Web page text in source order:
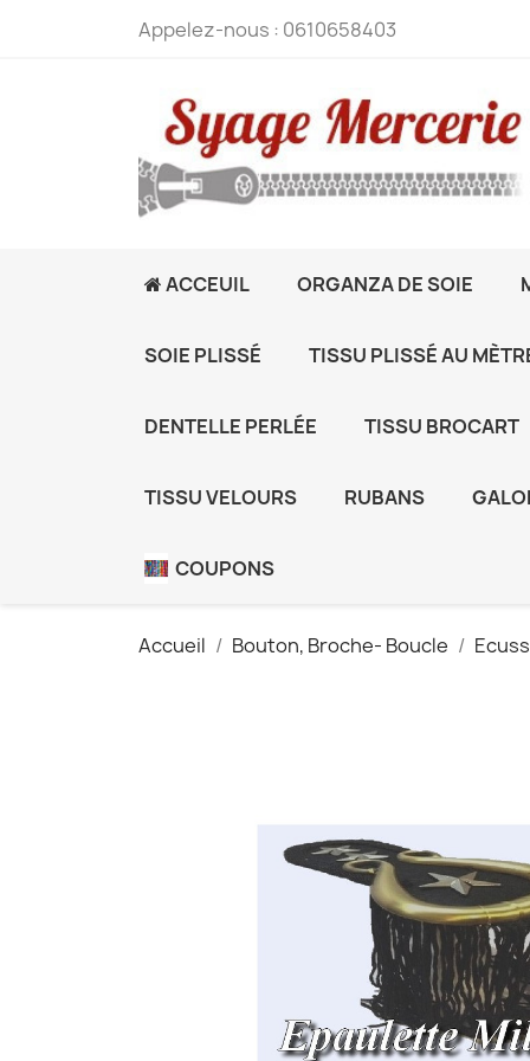
Appelez-nous : 0610658403
ACCEUIL ORGANZA DE SOIE
SOIE PLISSÉ TISSU PLISSÉ AU
DENTELLE PERLÉE TISSU BROCART
TISSU VELOURS RUBANS
COUPONS
Accueil Bouton, Broche- Boucle